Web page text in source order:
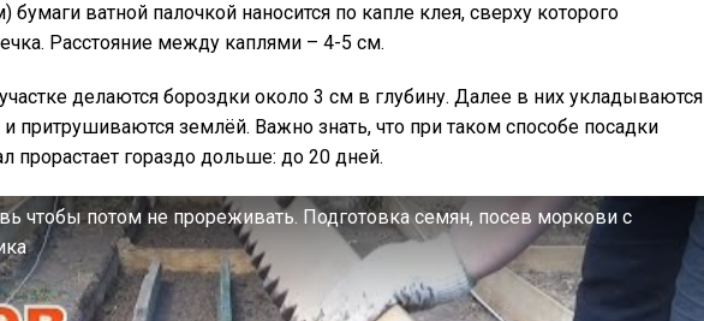
ватной палочкой наносится по капле клея, сверху которого
Расстояние между каплями – 4-5 см.
делаются бороздки около 3 см в глубину. Далее в них укладываются
притрушиваются землёй. Важно знать, что при таком способе посадки
прорастает гораздо дольше: до 20 дней.
чтобы потом не прореживать. Подготовка семян, посев моркови с